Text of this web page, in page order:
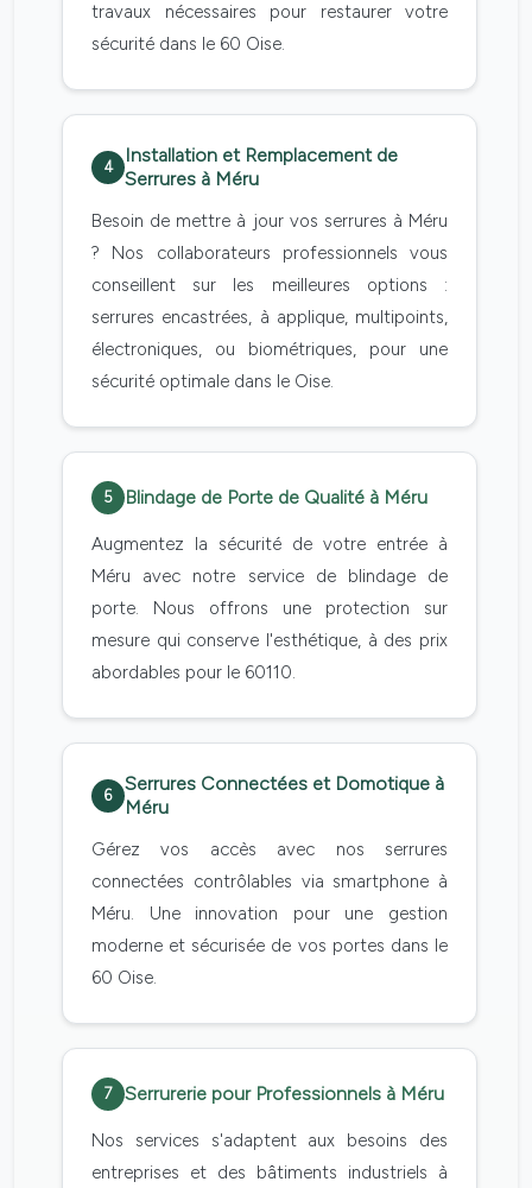
travaux nécessaires pour restaurer votre
sécurité dans le 60 Oise.
4
Installation et Remplacement de
Serrures à Méru
Besoin de mettre à jour vos serrures à Méru
? Nos collaborateurs professionnels vous
conseillent sur les meilleures options :
serrures encastrées, à applique, multipoints,
électroniques, ou biométriques, pour une
sécurité optimale dans le Oise.
5 Blindage de Porte de Qualité à Méru
Augmentez la sécurité de votre entrée à
Méru avec notre service de blindage de
porte. Nous offrons une protection sur
mesure qui conserve l'esthétique, à des prix
abordables pour le 60110.
6
Serrures Connectées et Domotique à
Méru
Gérez vos accès avec nos serrures
connectées contrôlables via smartphone à
Méru. Une innovation pour une gestion
moderne et sécurisée de vos portes dans le
60 Oise.
7 Serrurerie pour Professionnels à Méru
Nos services s'adaptent aux besoins des
entreprises et des bâtiments industriels à